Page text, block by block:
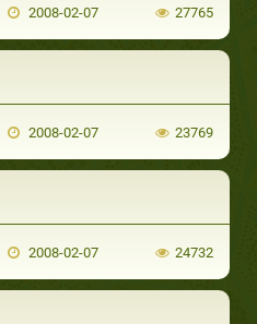
2008-02-07 27765
2008-02-07 23769
2008-02-07 24732